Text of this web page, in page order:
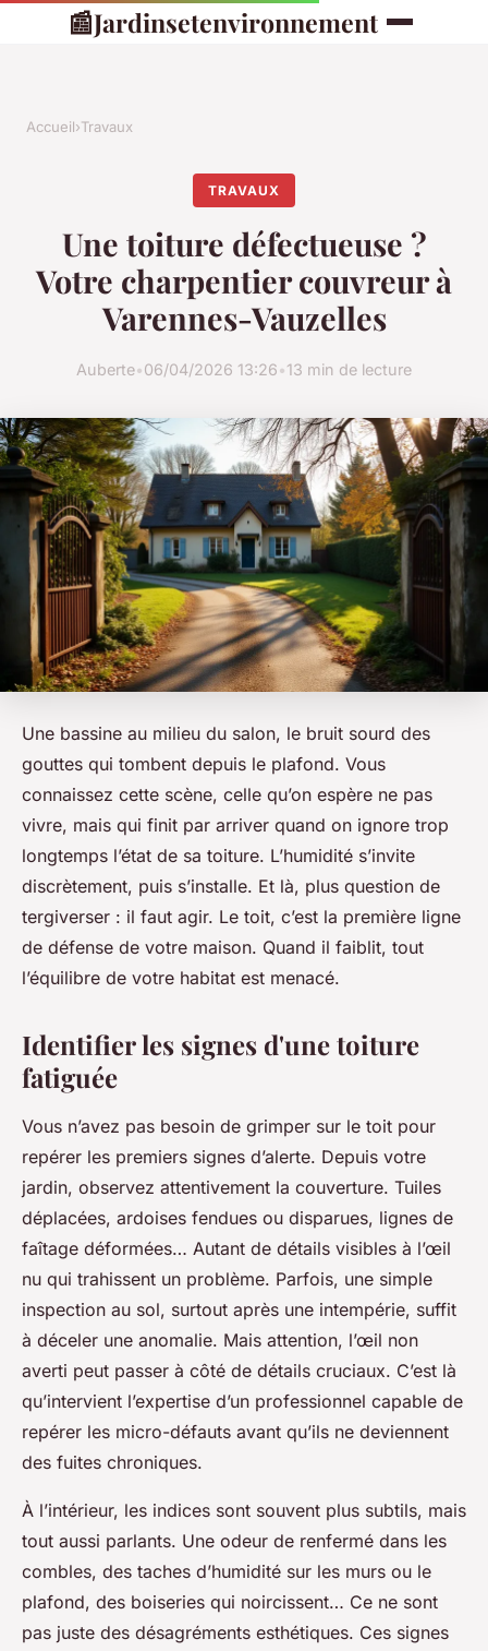
📰Jardinsetenvironnement
Accueil›Travaux
TRAVAUX
Une toiture défectueuse ?
Votre charpentier couvreur à
Varennes-Vauzelles
Auberte•06/04/2026 13:26•13 min de lecture
Une bassine au milieu du salon, le bruit sourd des
gouttes qui tombent depuis le plafond. Vous
connaissez cette scène, celle qu’on espère ne pas
vivre, mais qui finit par arriver quand on ignore trop
longtemps l’état de sa toiture. L’humidité s’invite
discrètement, puis s’installe. Et là, plus question de
tergiverser : il faut agir. Le toit, c’est la première ligne
de défense de votre maison. Quand il faiblit, tout
l’équilibre de votre habitat est menacé.
Identifier les signes d'une toiture
fatiguée
Vous n’avez pas besoin de grimper sur le toit pour
repérer les premiers signes d’alerte. Depuis votre
jardin, observez attentivement la couverture. Tuiles
déplacées, ardoises fendues ou disparues, lignes de
faîtage déformées… Autant de détails visibles à l’œil
nu qui trahissent un problème. Parfois, une simple
inspection au sol, surtout après une intempérie, suffit
à déceler une anomalie. Mais attention, l’œil non
averti peut passer à côté de détails cruciaux. C’est là
qu’intervient l’expertise d’un professionnel capable de
repérer les micro-défauts avant qu’ils ne deviennent
des fuites chroniques.
À l’intérieur, les indices sont souvent plus subtils, mais
tout aussi parlants. Une odeur de renfermé dans les
combles, des taches d’humidité sur les murs ou le
plafond, des boiseries qui noircissent… Ce ne sont
pas juste des désagréments esthétiques. Ces signes